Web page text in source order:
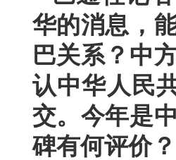
华的消息，
巴关系？中
认中华人民
交。今年是
碑有何评价？